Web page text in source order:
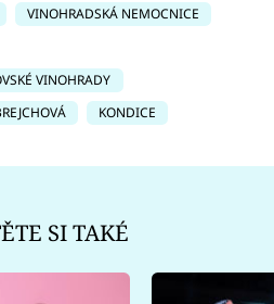
VINOHRADSKÁ NEMOCNICE
VINOHRADY
KONDICE
SI TAKÉ